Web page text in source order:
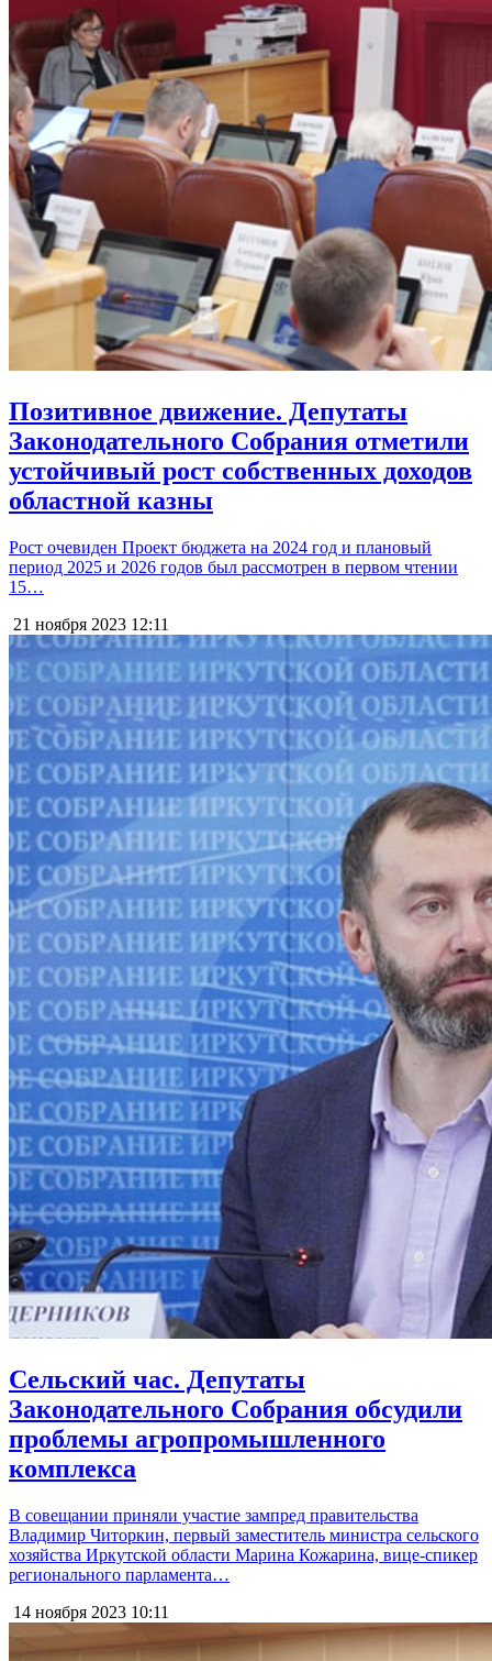
Позитивное движение. Депутаты
Законодательного Собрания отметили
устойчивый рост собственных доходов
областной казны
Рост очевиден Проект бюджета на 2024 год и плановый
период 2025 и 2026 годов был рассмотрен в первом чтении
15…
21 ноября 2023 12:11
Сельский час. Депутаты
Законодательного Собрания обсудили
проблемы агропромышленного
комплекса
В совещании приняли участие зампред правительства
Владимир Читоркин, первый заместитель министра сельского
хозяйства Иркутской области Марина Кожарина, вице-спикер
регионального парламента…
14 ноября 2023 10:11